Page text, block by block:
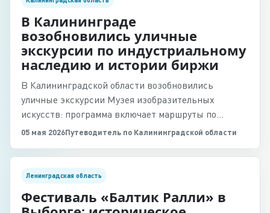
В Калининграде
возобновились уличные
экскурсии по индустриальному
наследию и истории биржи
В Калининградской области возобновились
уличные экскурсии Музея изобразительных
искусств: программа включает маршруты по
индустриальному наследию и исторической бирже.
05 мая 2026Путеводитель по Калининградской области
Ленинградская область
Фестиваль «Балтик Ралли» в